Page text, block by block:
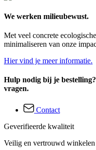
We werken milieubewust.
Met veel concrete
minimaliseren van onze
Hier vind je meer informatie.
Hulp nodig bij je
vragen.
Contact
Geverifieerde kwaliteit
Veilig en vertrouwd winkelen